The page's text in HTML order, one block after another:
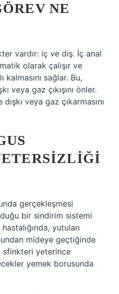
NE
vardır: iç ve dış. İç anal
olarak çalışır ve
kalmasını sağlar. Bu,
veya gaz çıkışını önler.
veya gaz çıkarmasını
gerçekleşmesi
bir sindirim sistemi
hastalığında, yutulan
mideye geçtiğinde
sfinkteri yeterince
yemek borusunda